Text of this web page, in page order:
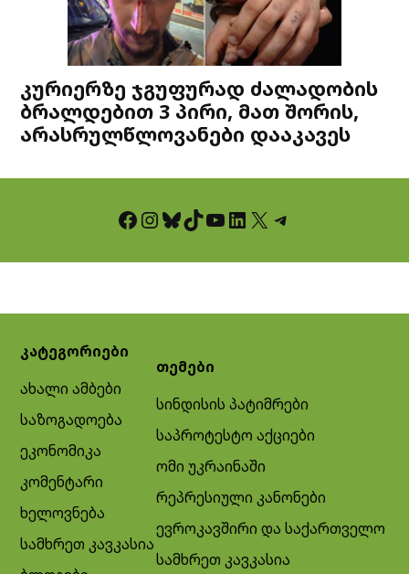
კურიერზე ჯგუფურად ძალადობის
ბრალდებით 3 პირი, მათ შორის,
არასრულწლოვანები დააკავეს
Facebook InstagramBluesky TikTok YouTube LinkedIn X Telegram
კატეგორიები
ახალი ამბები
საზოგადოება
ეკონომიკა
კომენტარი
ხელოვნება
სამხრეთ კავკასია
თემები
სინდისის პატიმრები
საპროტესტო აქციები
ომი უკრაინაში
რეპრესიული კანონები
ევროკავშირი და საქართველო
სამხრეთ კავკასია